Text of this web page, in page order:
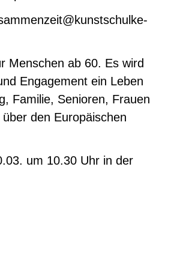
Menschen ab 60. Es wird
Engagement ein Leben
Familie, Senioren, Frauen
den Europäischen
um 10.30 Uhr in der